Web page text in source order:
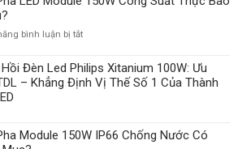
bình luận bị tắtở
Pha
LED
Module
Suất
Đèn Led Philips Xitanium 100W: Ưu
– Khẳng Định Vị Thế Số 1 Của Thành
Module 150W IP66 Chống Nước Có